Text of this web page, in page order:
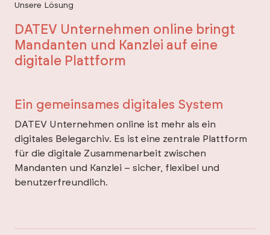
Unsere Lösung
DATEV Unternehmen online bringt
Mandanten und Kanzlei auf eine
digitale Plattform
Ein gemeinsames digitales System
DATEV Unternehmen online ist mehr als ein
digitales Belegarchiv. Es ist eine zentrale Plattform
für die digitale Zusammenarbeit zwischen
Mandanten und Kanzlei – sicher, flexibel und
benutzerfreundlich.